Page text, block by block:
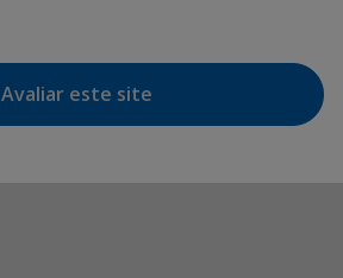
Avaliar este site